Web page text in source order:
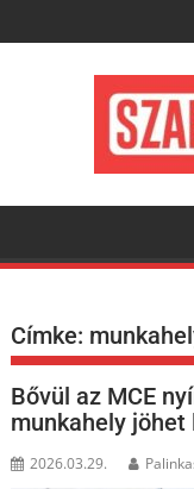
to
Címke:
Bővül az MCE
munkahely jöhet
2026.03.29.